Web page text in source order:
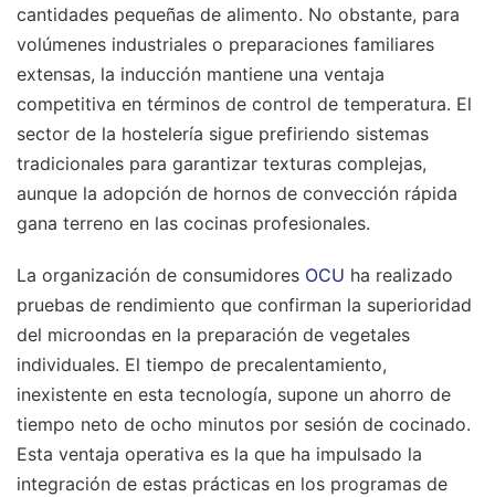
cantidades pequeñas de alimento. No obstante, para
volúmenes industriales o preparaciones familiares
extensas, la inducción mantiene una ventaja
competitiva en términos de control de temperatura. El
sector de la hostelería sigue prefiriendo sistemas
tradicionales para garantizar texturas complejas,
aunque la adopción de hornos de convección rápida
gana terreno en las cocinas profesionales.
La organización de consumidores OCU ha realizado
pruebas de rendimiento que confirman la superioridad
del microondas en la preparación de vegetales
individuales. El tiempo de precalentamiento,
inexistente en esta tecnología, supone un ahorro de
tiempo neto de ocho minutos por sesión de cocinado.
Esta ventaja operativa es la que ha impulsado la
integración de estas prácticas en los programas de